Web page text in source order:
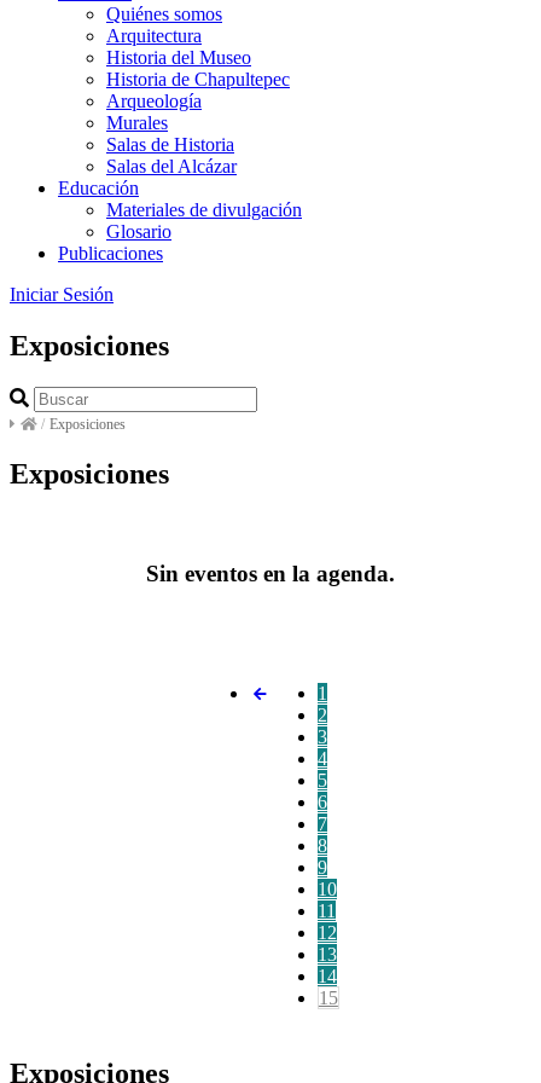
Quiénes somos
Arquitectura
Historia del Museo
Historia de Chapultepec
Arqueología
Murales
Salas de Historia
Salas del Alcázar
Educación
Materiales de divulgación
Glosario
Publicaciones
Iniciar Sesión
Exposiciones
/ Exposiciones
Exposiciones
Sin eventos en la agenda.
1
2
3
4
5
6
7
8
9
10
11
12
13
14
15
Exposiciones